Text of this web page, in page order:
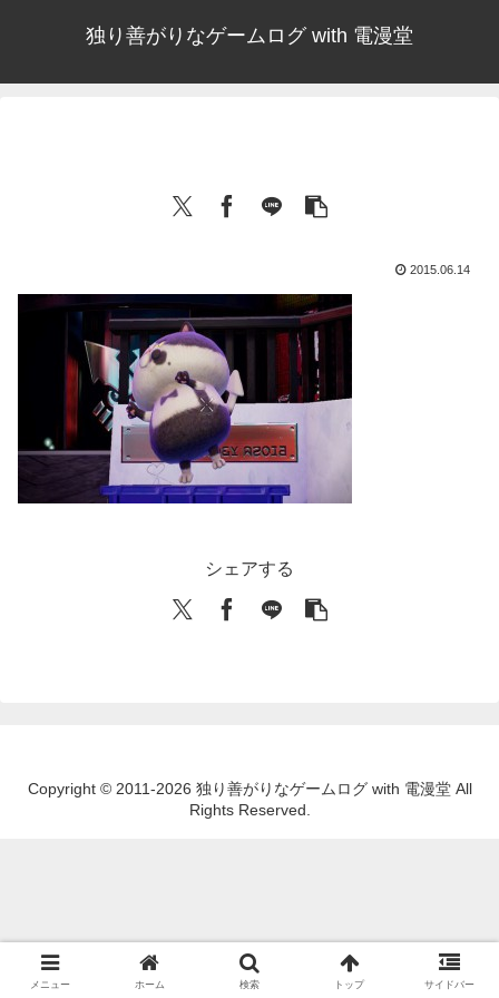
独り善がりなゲームログ with 電漫堂
2015.06.14
シェアする
Copyright © 2011-2026 独り善がりなゲームログ with 電漫堂 All
Rights Reserved.
メニュー ホーム 検索 トップ サイドバー